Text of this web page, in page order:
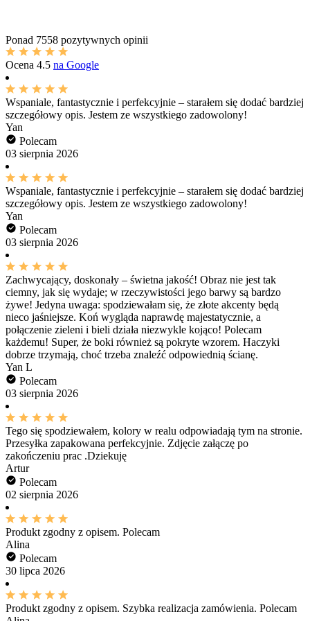
Ponad 7558 pozytywnych opinii
Ocena 4.5 na Google
Wspaniale, fantastycznie i perfekcyjnie – starałem się dodać bardziej
szczegółowy opis. Jestem ze wszystkiego zadowolony!
Yan
Polecam
03 sierpnia 2026
Wspaniale, fantastycznie i perfekcyjnie – starałem się dodać bardziej
szczegółowy opis. Jestem ze wszystkiego zadowolony!
Yan
Polecam
03 sierpnia 2026
Zachwycający, doskonały – świetna jakość! Obraz nie jest tak
ciemny, jak się wydaje; w rzeczywistości jego barwy są bardzo
żywe! Jedyna uwaga: spodziewałam się, że złote akcenty będą
nieco jaśniejsze. Koń wygląda naprawdę majestatycznie, a
połączenie zieleni i bieli działa niezwykle kojąco! Polecam
każdemu! Super, że boki również są pokryte wzorem. Haczyki
dobrze trzymają, choć trzeba znaleźć odpowiednią ścianę.
Yan L
Polecam
03 sierpnia 2026
Tego się spodziewałem, kolory w realu odpowiadają tym na stronie.
Przesyłka zapakowana perfekcyjnie. Zdjęcie załączę po
zakończeniu prac .Dziekuję
Artur
Polecam
02 sierpnia 2026
Produkt zgodny z opisem. Polecam
Alina
Polecam
30 lipca 2026
Produkt zgodny z opisem. Szybka realizacja zamówienia. Polecam